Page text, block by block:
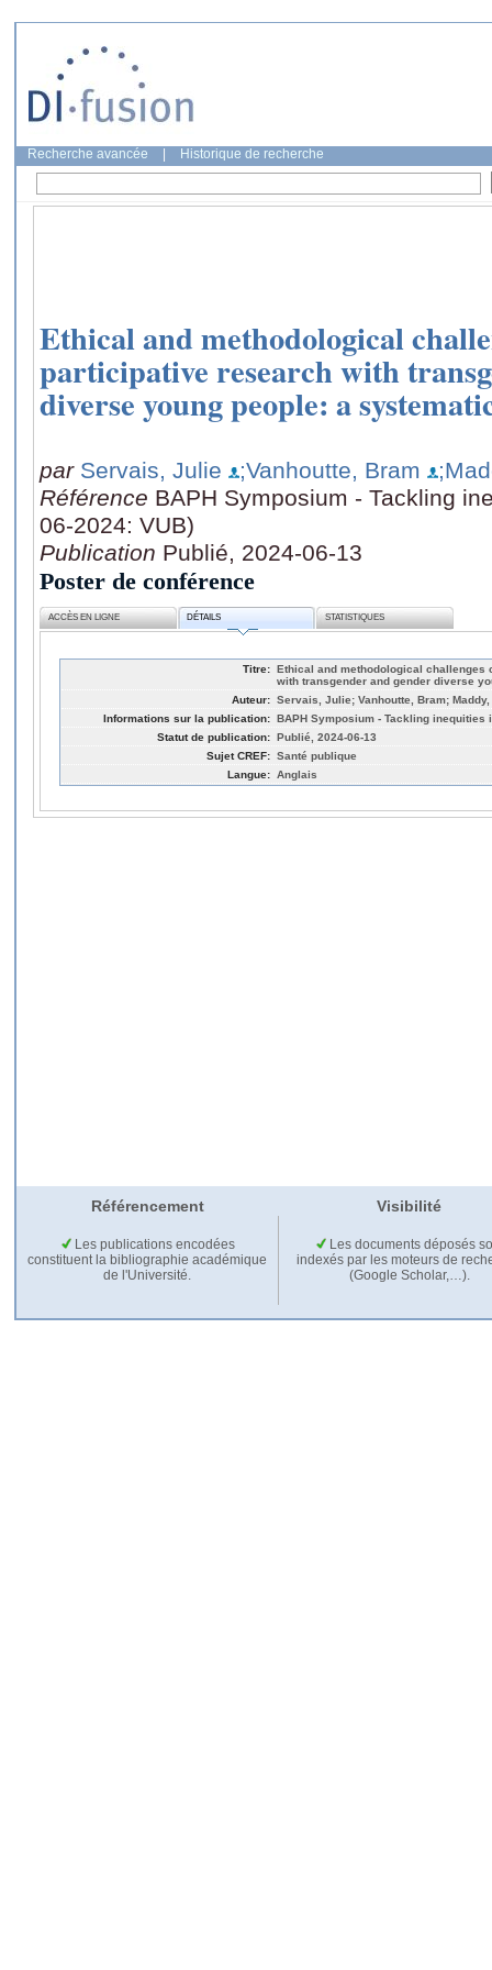
Recherche avancée Historique de recherche
Ethical and methodological
participative research with
diverse young people: a
par Servais, Julie ;Vanhoutte, Bram
Référence BAPH Symposium - Tackling
06-2024: VUB)
Publication Publié, 2024-06-13
Poster de conférence
ACCÈS EN LIGNE DÉTAILS STATISTIQUES
Titre: Ethical and methodological
with transgender and gender diverse
Auteur: Servais, Julie; Vanhoutte, Bram;
Informations sur la publication: BAPH Symposium - Tackling inequities
Statut de publication: Publié, 2024-06-13
Sujet CREF: Santé publique
Langue: Anglais
Référencement Visibilité
Les publications encodées
constituent la bibliographie académique
de l'Université.
Les documents déposés
indexés par les moteurs de
(Google Scholar,…).